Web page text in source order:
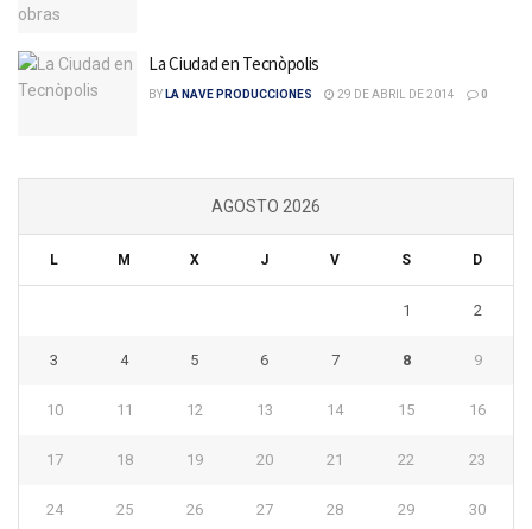
La Ciudad en Tecnòpolis
BY LA NAVE PRODUCCIONES 29 DE ABRIL DE 2014 0
AGOSTO 2026
L M X J V S D
1 2
3 4 5 6 7 8 9
10 11 12 13 14 15 16
17 18 19 20 21 22 23
24 25 26 27 28 29 30